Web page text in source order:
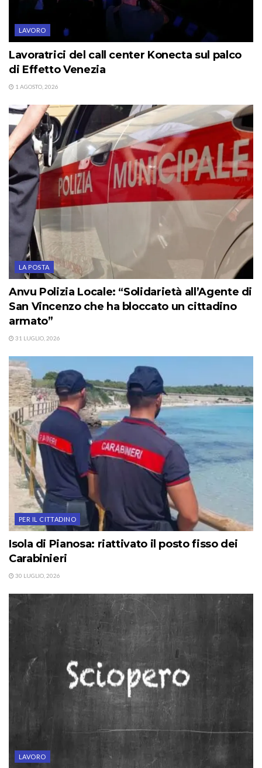
LAVORO
Lavoratrici del call center Konecta sul palco
di Effetto Venezia
1 AGOSTO, 2026
LA POSTA
Anvu Polizia Locale: “Solidarietà all’Agente di
San Vincenzo che ha bloccato un cittadino
armato”
31 LUGLIO, 2026
PER IL CITTADINO
Isola di Pianosa: riattivato il posto fisso dei
Carabinieri
30 LUGLIO, 2026
LAVORO